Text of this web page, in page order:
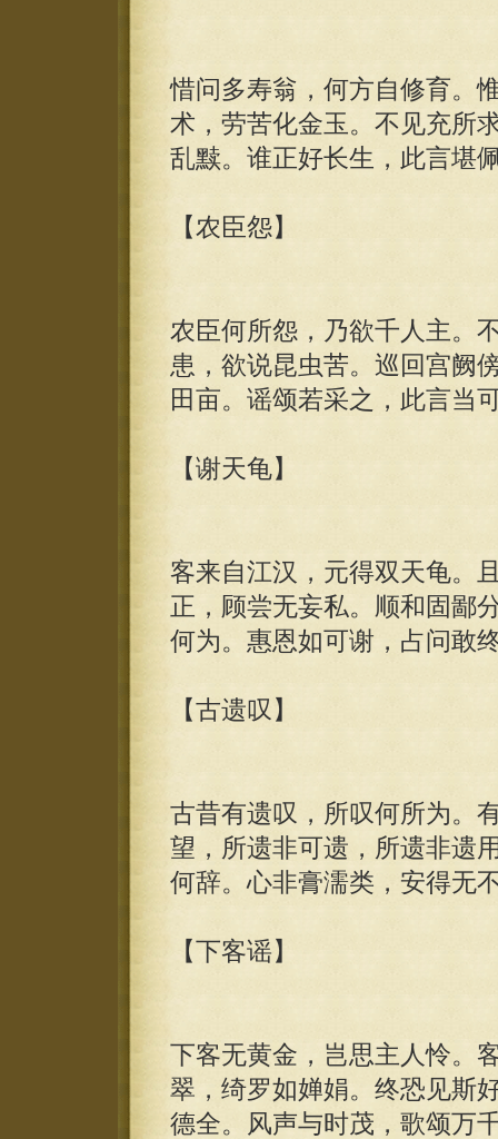
惜问多寿翁，何方自修育。
术，劳苦化金玉。不见充所
乱黩。谁正好长生，此言堪
【农臣怨】
农臣何所怨，乃欲千人主。
患，欲说昆虫苦。巡回宫阙
田亩。谣颂若采之，此言当
【谢天龟】
客来自江汉，元得双天龟。
正，顾尝无妄私。顺和固鄙
何为。惠恩如可谢，占问敢
【古遗叹】
古昔有遗叹，所叹何所为。
望，所遗非可遗，所遗非遗
何辞。心非膏濡类，安得无
【下客谣】
下客无黄金，岂思主人怜。
翠，绮罗如婵娟。终恐见斯
德全。风声与时茂，歌颂万